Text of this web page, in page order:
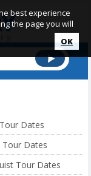
Dates
Tour Dates
Tour Dates
best experience
the page you will
OK